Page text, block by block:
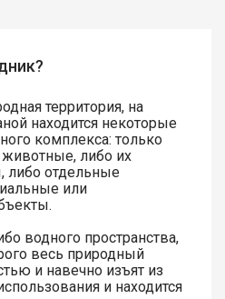
территория, на
находится некоторые
комплекса: только
животные, либо их
либо отдельные
или
водного пространства,
весь природный
и навечно изъят из
и находится